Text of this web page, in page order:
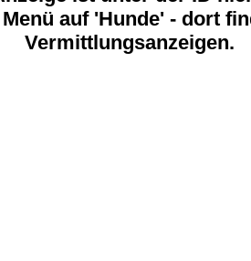
auf 'Hunde' - dort
Vermittlungsanzeigen.